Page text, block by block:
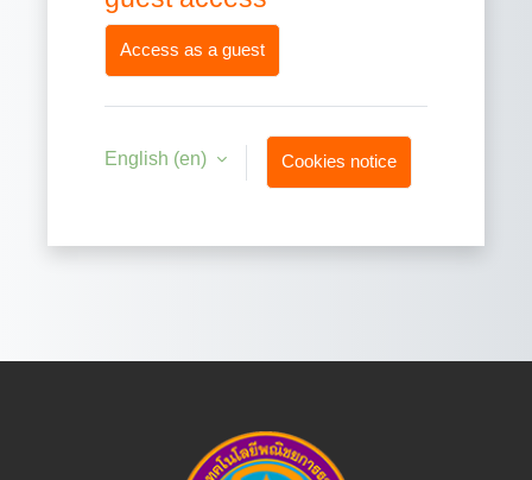
Access as a guest
English ‎(en)‎ Cookies notice